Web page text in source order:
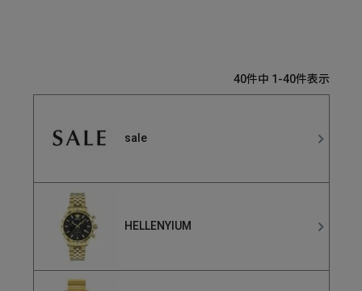
40件中 1-40件表示
sale
HELLENYIUM